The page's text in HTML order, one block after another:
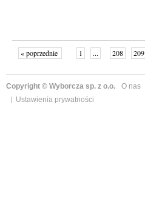
« poprzednie 1 ... 208 209
Copyright © Wyborcza sp. z o.o. O nas
Ustawienia prywatności